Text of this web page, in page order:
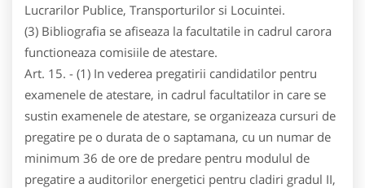
Lucrarilor Publice, Transporturilor si Locuintei.
(3) Bibliografia se afiseaza la facultatile in cadrul carora
functioneaza comisiile de atestare.
Art. 15. - (1) In vederea pregatirii candidatilor pentru
examenele de atestare, in cadrul facultatilor in care se
sustin examenele de atestare, se organizeaza cursuri de
pregatire pe o durata de o saptamana, cu un numar de
minimum 36 de ore de predare pentru modulul de
pregatire a auditorilor energetici pentru cladiri gradul II,